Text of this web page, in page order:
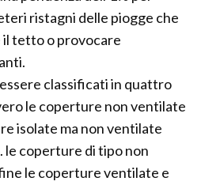
ristagni delle piogge che
il tetto o provocare
classificati in quattro
le coperture non ventilate
isolate ma non ventilate
coperture di tipo non
le coperture ventilate e